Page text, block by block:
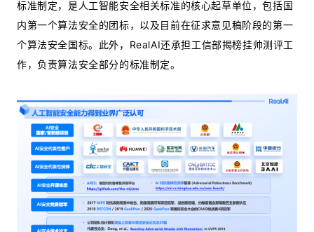
标准制定，是人工智能安全相关标准的核心起草单位，包括国
内第一个算法安全的团标，以及目前在征求意见稿阶段的第一
个算法安全国标。此外，RealAI还承担工信部揭榜挂帅测评工
作，负责算法安全部分的标准制定。